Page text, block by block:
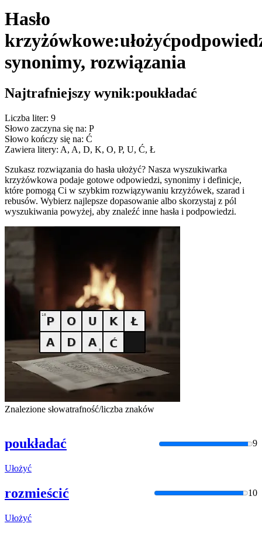
Hasło
krzyżówkowe:ułożyć
synonimy, rozwiązania
Najtrafniejszy wynik:poukładać
Liczba liter: 9
Słowo zaczyna się na: P
Słowo kończy się na: Ć
Zawiera litery: A, A, D, K, O, P, U, Ć, Ł
Szukasz rozwiązania do hasła ułożyć? Nasza wyszukiwarka
krzyżówkowa podaje gotowe odpowiedzi, synonimy i definicje,
które pomogą Ci w szybkim rozwiązywaniu krzyżówek, szarad i
rebusów. Wybierz najlepsze dopasowanie albo skorzystaj z pól
wyszukiwania powyżej, aby znaleźć inne hasła i podpowiedzi.
Znalezione słowatrafność/liczba znaków
poukładać 9
Ułożyć
rozmieścić 10
Ułożyć